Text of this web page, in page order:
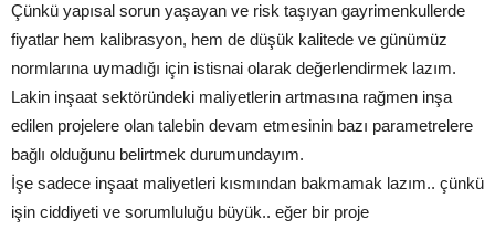
Çünkü yapısal sorun yaşayan ve risk taşıyan gayrimenkullerde
fiyatlar hem kalibrasyon, hem de düşük kalitede ve günümüz
normlarına uymadığı için istisnai olarak değerlendirmek lazım.
Lakin inşaat sektöründeki maliyetlerin artmasına rağmen inşa
edilen projelere olan talebin devam etmesinin bazı parametrelere
bağlı olduğunu belirtmek durumundayım.
İşe sadece inşaat maliyetleri kısmından bakmamak lazım.. çünkü
işin ciddiyeti ve sorumluluğu büyük.. eğer bir proje